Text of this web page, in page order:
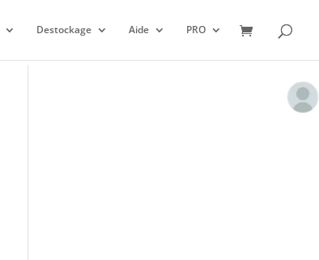
Destockage Aide PRO